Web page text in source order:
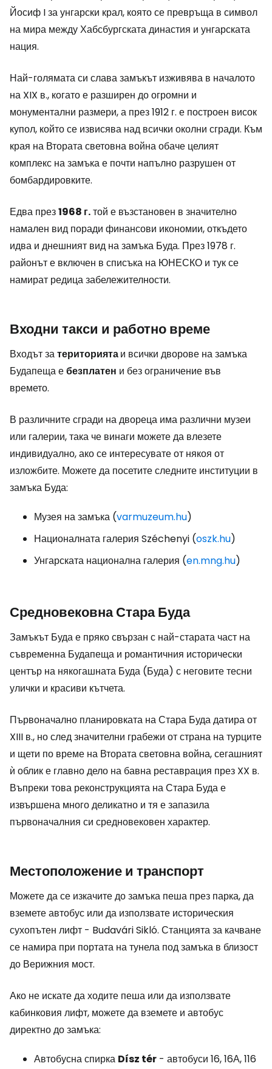
Йосиф I за унгарски крал, която се превръща в символ
на мира между Хабсбургската династия и унгарската
нация.
Най-голямата си слава замъкът изживява в началото
на XIX в., когато е разширен до огромни и
монументални размери, а през 1912 г. е построен висок
купол, който се извисява над всички околни сгради. Към
края на Втората световна война обаче целият
комплекс на замъка е почти напълно разрушен от
бомбардировките.
Едва през1968 г.той е възстановен в значително
намален вид поради финансови икономии, откъдето
идва и днешният вид на замъка Буда. През 1978 г.
районът е включен в списъка на ЮНЕСКО и тук се
намират редица забележителности.
Входни такси и работно време
Входът затериториятаи всички дворове на замъка
Будапеща ебезплатен и без ограничение във
времето.
В различните сгради на двореца има различни музеи
или галерии, така че винаги можете да влезете
индивидуално, ако се интересувате от някоя от
изложбите. Можете да посетите следните институции в
замъка Буда:
Музея на замъка (varmuzeum.hu)
Националната галерия Széchenyi (oszk.hu)
Унгарската национална галерия (en.mng.hu)
Средновековна Стара Буда
Замъкът Буда е пряко свързан с най-старата част на
съвременна Будапеща и романтичния исторически
център на някогашната Буда (Буда) с неговите тесни
улички и красиви кътчета.
Първоначално планировката на Стара Буда датира от
XIII в., но след значителни грабежи от страна на турците
и щети по време на Втората световна война, сегашният
ѝ облик е главно дело на бавна реставрация през XX в.
Въпреки това реконструкцията на Стара Буда е
извършена много деликатно и тя е запазила
първоначалния си средновековен характер.
Местоположение и транспорт
Можете да се изкачите до замъка пеша през парка, да
вземете автобус или да използвате историческия
сухопътен лифт - Budavári Sikló. Станцията за качване
се намира при портата на тунела под замъка в близост
до Верижния мост.
Ако не искате да ходите пеша или да използвате
кабинковия лифт, можете да вземете и автобус
директно до замъка:
Автобусна спирка Dísz tér - автобуси 16, 16А, 116